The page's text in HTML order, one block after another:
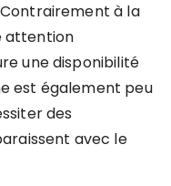
à la
attention
une disponibilité
est également peu
des
avec le